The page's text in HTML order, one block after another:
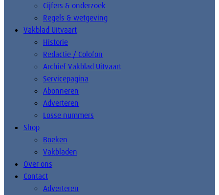
Cijfers & onderzoek
Regels & wetgeving
Vakblad Uitvaart
Historie
Redactie / Colofon
Archief Vakblad Uitvaart
Servicepagina
Abonneren
Adverteren
Losse nummers
Shop
Boeken
Vakbladen
Over ons
Contact
Adverteren